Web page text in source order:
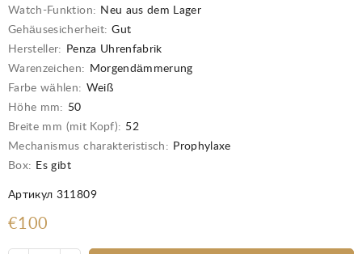
Watch-Funktion: Neu aus dem Lager
Gehäusesicherheit: Gut
Hersteller:
Penza Uhrenfabrik
Warenzeichen:
Morgendämmerung
Farbe wählen: Weiß
Höhe mm: 50
Breite mm (mit Kopf): 52
Mechanismus charakteristisch: Prophylaxe
Box: Es gibt
Артикул 311809
€100